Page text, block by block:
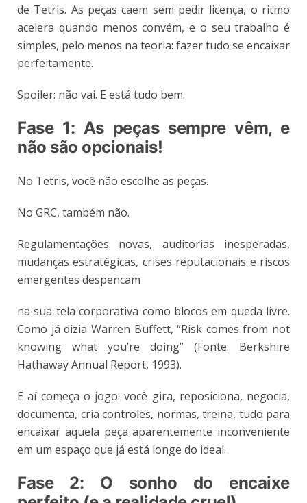
de Tetris. As peças caem sem pedir licença, o ritmo
acelera quando menos convém, e o seu trabalho é
simples, pelo menos na teoria: fazer tudo se encaixar
perfeitamente.
Spoiler: não vai. E está tudo bem.
Fase 1: As peças sempre vêm, e
não são opcionais!
No Tetris, você não escolhe as peças.
No GRC, também não.
Regulamentações novas, auditorias inesperadas,
mudanças estratégicas, crises reputacionais e riscos
emergentes despencam
na sua tela corporativa como blocos em queda livre.
Como já dizia Warren Buffett, “Risk comes from not
knowing what you’re doing” (Fonte: Berkshire
Hathaway Annual Report, 1993).
E aí começa o jogo: você gira, reposiciona, negocia,
documenta, cria controles, normas, treina, tudo para
encaixar aquela peça aparentemente inconveniente
em um espaço que já está longe do ideal.
Fase 2: O sonho do encaixe